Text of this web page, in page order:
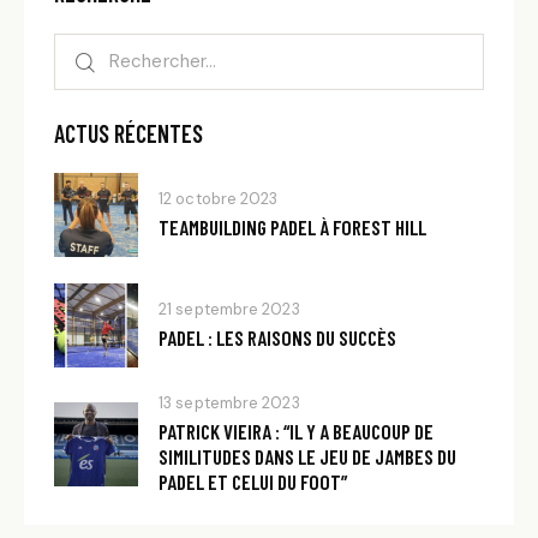
ACTUS RÉCENTES
12 octobre 2023
TEAMBUILDING PADEL À FOREST HILL
21 septembre 2023
PADEL : LES RAISONS DU SUCCÈS
13 septembre 2023
PATRICK VIEIRA : “IL Y A BEAUCOUP DE
SIMILITUDES DANS LE JEU DE JAMBES DU
PADEL ET CELUI DU FOOT”